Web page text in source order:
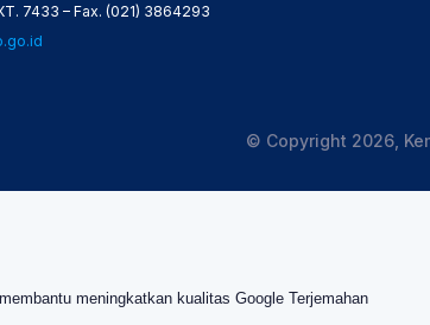
7433 – Fax. (021) 3864293
© Copyright 2026,
meningkatkan kualitas Google Terjemahan